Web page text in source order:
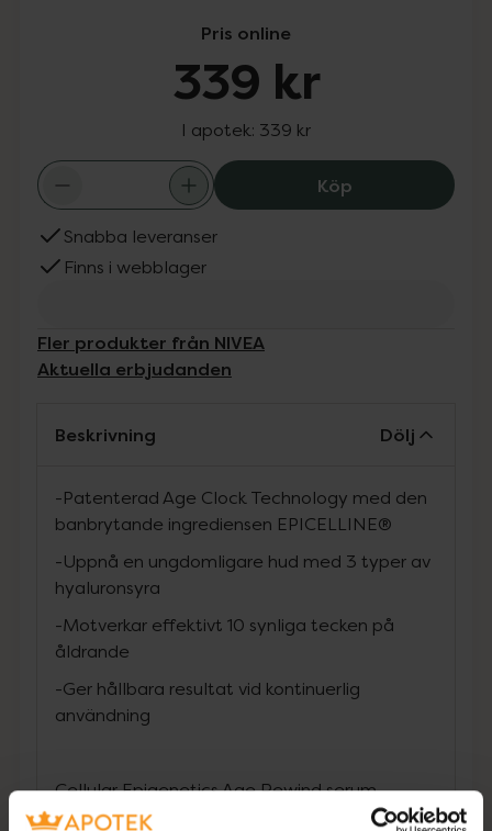
Pris online
339 kr
I apotek: 339 kr
KöpNIVEA Cellular
Snabba leveranser
Finns i webblager
Fler produkter från NIVEA
Aktuella erbjudanden
Beskrivning Dölj
-Patenterad Age Clock Technology med den
banbrytande ingrediensen EPICELLINE®
-Uppnå en ungdomligare hud med 3 typer av
hyaluronsyra
-Motverkar effektivt 10 synliga tecken på
åldrande
-Ger hållbara resultat vid kontinuerlig
användning
Cellular Epigenetics Age Rewind serum
Epicelline™ är ett effektivt serum för en mer